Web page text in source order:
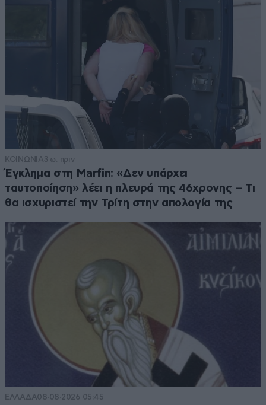
ΚΟΙΝΩΝΙΑ3 ω. πριν
Έγκλημα στη Marfin: «Δεν υπάρχει
ταυτοποίηση» λέει η πλευρά της 46χρονης – Τι
θα ισχυριστεί την Τρίτη στην απολογία της
ΕΛΛΑΔΑ08·08·2026 05:45